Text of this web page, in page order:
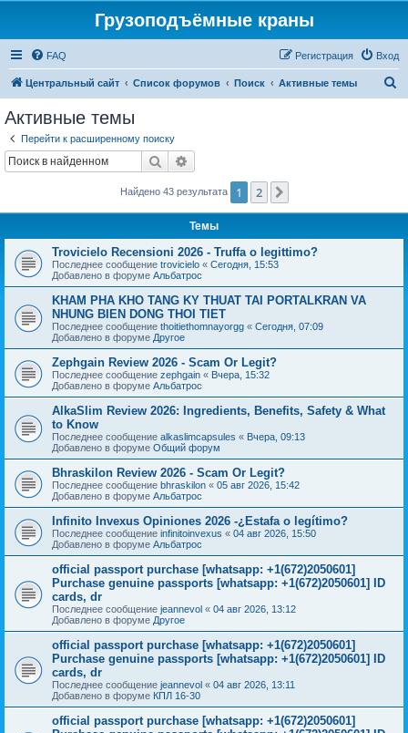
Грузоподъёмные краны
FAQ Вход
Регистрация
Центральный сайт Список форумов Поиск Активные темы
Активные темы
Перейти к расширенному поиску
Поиск
Найдено 43 результата 1 2
Темы
Trovicielo Recensioni 2026 - Truffa o legittimo?
Последнее сообщение trovicielo « Сегодня, 15:53
Добавлено в форуме Альбатрос
KHAM PHA KHO TANG KY THUAT TAI PORTALKRAN VA
NHUNG BIEN DONG THOI TIET
Последнее сообщение thoitiethomnayorgg « Сегодня, 07:09
Добавлено в форуме Другое
Zephgain Review 2026 - Scam Or Legit?
Последнее сообщение zephgain « Вчера, 15:32
Добавлено в форуме Альбатрос
AlkaSlim Review 2026: Ingredients, Benefits, Safety & What
to Know
Последнее сообщение alkaslimcapsules « Вчера, 09:13
Добавлено в форуме Общий форум
Bhraskilon Review 2026 - Scam Or Legit?
Последнее сообщение bhraskilon « 05 авг 2026, 15:42
Добавлено в форуме Альбатрос
Infinito Invexus Opiniones 2026 -¿Estafa o legítimo?
Последнее сообщение infinitoinvexus « 04 авг 2026, 15:50
Добавлено в форуме Альбатрос
official passport purchase [whatsapp: +1(672)2050601]
Purchase genuine passports [whatsapp: +1(672)2050601] ID
cards, dr
Последнее сообщение jeannevol « 04 авг 2026, 13:12
Добавлено в форуме Другое
official passport purchase [whatsapp: +1(672)2050601]
Purchase genuine passports [whatsapp: +1(672)2050601] ID
cards, dr
Последнее сообщение jeannevol « 04 авг 2026, 13:11
Добавлено в форуме КПЛ 16-30
official passport purchase [whatsapp: +1(672)2050601]